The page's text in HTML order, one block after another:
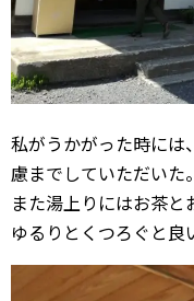
私がうかがった時には
慮までしていただいた。
また湯上りにはお茶
ゆるりとくつろぐと良